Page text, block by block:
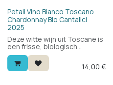
Bio
Petali Vino Bianco Toscano
Chardonnay Bio Cantalici
2025
Deze witte wijn uit Toscane is
een frisse, biologisch
geteelde Chardonnay van het
wijndomein Cantalici, onder
de IGT Toscana-appellatie.
14,00 €